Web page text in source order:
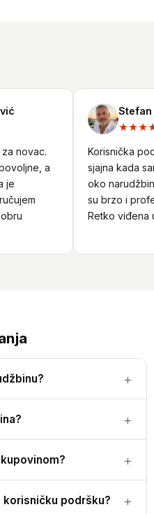
novac.
a
Stefan
Korisnička
sjajna kada
oko
su brzo i
Retko viđena
korisničku podršku?